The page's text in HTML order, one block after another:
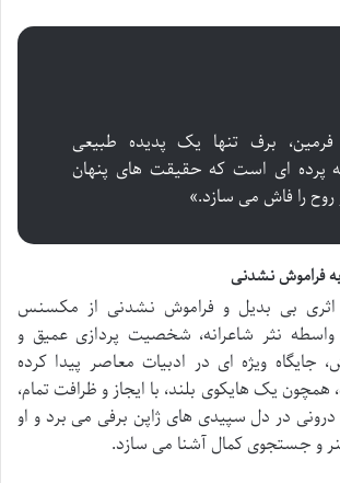
فرمین، برف تنها یک پدیده طبیعی
پرده ای است که حقیقت های پنهان
را فاش می سازد.»
فراموش نشدنی
اثری بی بدیل و فراموش نشدنی از مکسنس
نثر شاعرانه، شخصیت پردازی عمیق و
ویژه ای در ادبیات معاصر پیدا کرده
همچون یک هایکوی بلند، با ایجاز و ظرافت تمام،
درونی در دل سپیدی های ژاپن برفی می برد و او
و جستجوی کمال آشنا می سازد.